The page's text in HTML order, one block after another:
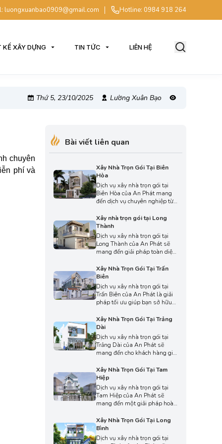
luongxuanbao0909@gmail.com Hotline: 0984 918 264
KẾ XÂY DỰNG TIN TỨC LIÊN HỆ
Thứ 5, 23/10/2025 Lường Xuân Bạo
chuyên
phí và
Bài viết liên quan
Xây Nhà Trọn Gói Tại Biên
Hòa
Dịch vụ xây nhà trọn gói tại
Biên Hòa của An Phát mang
đến dịch vụ chuyên nghiệp từ
dựng, thi công cho đến hoàn
thiện, đảm bảo chất lượng và
chi phí tối ưu. Liên hệ ngay với
chúng tôi để được tư vấn miễn
phí và nhận báo giá chi tiết,
minh bạch.
Xây nhà trọn gói tại Long
Thành
Dịch vụ xây nhà trọn gói tại
Long Thành của An Phát sẽ
mang đến giải pháp toàn diện
thiện, giúp chủ đầu tư tiết
kiệm thời gian và chi phí. Liên
hệ với chúng tôi ngay để được
tư vấn trọn gói, trải nghiệm
dịch vụ uy tín và chất lượng
hàng đầu.
Xây Nhà Trọn Gói Tại Trấn
Biên
Dịch vụ xây nhà trọn gói tại
Trấn Biên của An Phát là giải
pháp tối ưu giúp bạn sở hữu
hợp lý, thi công chuẩn kỹ thuật
và tiến độ nhanh chóng. Liên
hệ với chúng tôi để được tư
vấn thiết kế, báo giá trọn gói
và nhận ưu đãi hấp dẫn hôm
Xây Nhà Trọn Gói Tại Trảng
Dài
Dịch vụ xây nhà trọn gói tại
Trảng Dài của An Phát sẽ
mang đến cho khách hàng giải
công đến hoàn thiện, giúp
khách hàng tiết kiệm chi phí
và thời gian. Liên hệ ngay để
được tư vấn phương án xây
dựng tối ưu, đảm bảo chất
lượng, thẩm mỹ và tiến độ cho
ngôi nhà mơ ước.
Xây Nhà Trọn Gói Tại Tam
Hiệp
Dịch vụ xây nhà trọn gói tại
Tam Hiệp của An Phát sẽ
mang đến một giải pháp hoàn
lượng, tiến độ và chi phí minh
bạch. Liên hệ với chúng tôi
ngay hôm nay để nhận tư vấn
Xây Nhà Trọn Gói Tại Long
Bình
Dịch vụ xây nhà trọn gói tại